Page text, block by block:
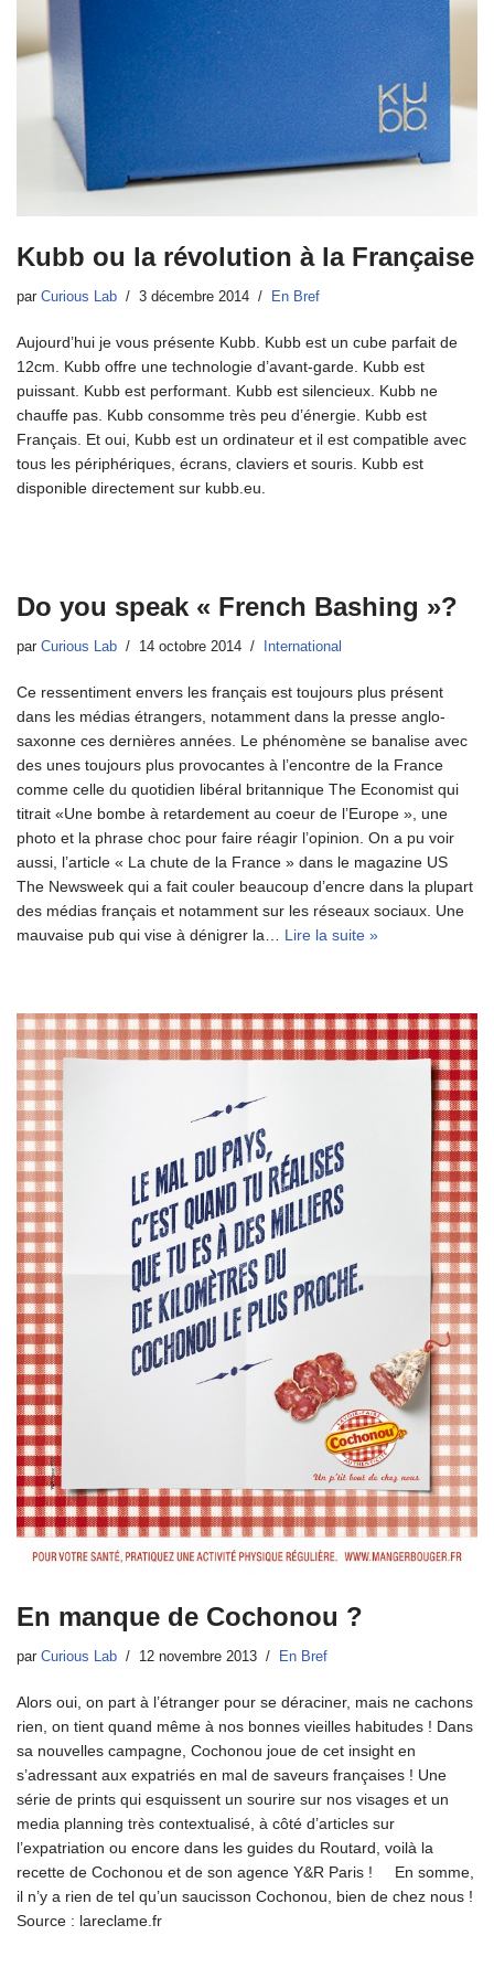
Kubb ou la révolution à la Française
par Curious Lab 3 décembre 2014 En Bref
Aujourd’hui je vous présente Kubb. Kubb est un cube parfait de
12cm. Kubb offre une technologie d’avant-garde. Kubb est
puissant. Kubb est performant. Kubb est silencieux. Kubb ne
chauffe pas. Kubb consomme très peu d’énergie. Kubb est
Français. Et oui, Kubb est un ordinateur et il est compatible avec
tous les périphériques, écrans, claviers et souris. Kubb est
disponible directement sur kubb.eu.
Do you speak « French Bashing »?
par Curious Lab 14 octobre 2014 International
Ce ressentiment envers les français est toujours plus présent
dans les médias étrangers, notamment dans la presse anglo-
saxonne ces dernières années. Le phénomène se banalise avec
des unes toujours plus provocantes à l’encontre de la France
comme celle du quotidien libéral britannique The Economist qui
titrait «Une bombe à retardement au coeur de l’Europe », une
photo et la phrase choc pour faire réagir l’opinion. On a pu voir
aussi, l’article « La chute de la France » dans le magazine US
The Newsweek qui a fait couler beaucoup d’encre dans la plupart
des médias français et notamment sur les réseaux sociaux. Une
mauvaise pub qui vise à dénigrer la… Lire la suite »
En manque de Cochonou ?
par Curious Lab 12 novembre 2013 En Bref
Alors oui, on part à l’étranger pour se déraciner, mais ne cachons
rien, on tient quand même à nos bonnes vieilles habitudes ! Dans
sa nouvelles campagne, Cochonou joue de cet insight en
s’adressant aux expatriés en mal de saveurs françaises ! Une
série de prints qui esquissent un sourire sur nos visages et un
media planning très contextualisé, à côté d’articles sur
l’expatriation ou encore dans les guides du Routard, voilà la
recette de Cochonou et de son agence Y&R Paris ! En somme,
il n’y a rien de tel qu’un saucisson Cochonou, bien de chez nous !
Source : lareclame.fr